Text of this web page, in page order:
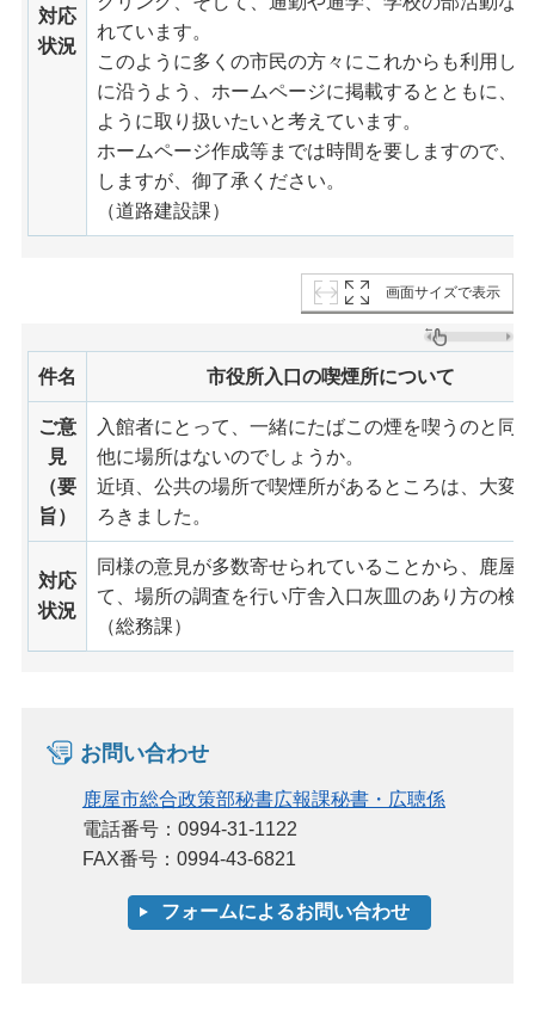
対応
状況
れています。
このように多くの市民の方々にこれからも利用し
に沿うよう、ホームページに掲載するとともに、
ように取り扱いたいと考えています。
ホームページ作成等までは時間を要しますので、
しますが、御了承ください。
（道路建設課）
画面サイズで表示
件名 市役所入口の喫煙所について
ご意
見
（要
旨）
入館者にとって、一緒にたばこの煙を喫うのと同
他に場所はないのでしょうか。
近頃、公共の場所で喫煙所があるところは、大変
ろきました。
対応
状況
同様の意見が多数寄せられていることから、鹿屋
て、場所の調査を行い庁舎入口灰皿のあり方の検
（総務課）
お問い合わせ
鹿屋市総合政策部秘書広報課秘書・広聴係
電話番号：0994-31-1122
FAX番号：0994-43-6821